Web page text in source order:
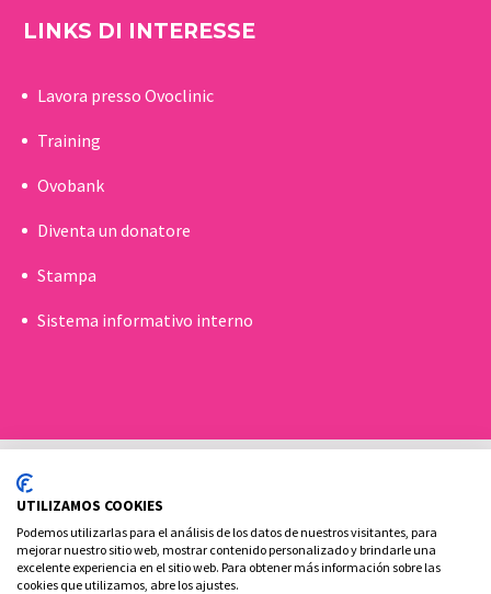
LINKS DI INTERESSE
Lavora presso Ovoclinic
Training
Ovobank
Diventa un donatore
Stampa
Sistema informativo interno
Politica sui cookie
Aviso legale e Informativa sulla privacy
UTILIZAMOS COOKIES
Podemos utilizarlas para el análisis de los datos de nuestros visitantes, para
mejorar nuestro sitio web, mostrar contenido personalizado y brindarle una
excelente experiencia en el sitio web. Para obtener más información sobre las
cookies que utilizamos, abre los ajustes.